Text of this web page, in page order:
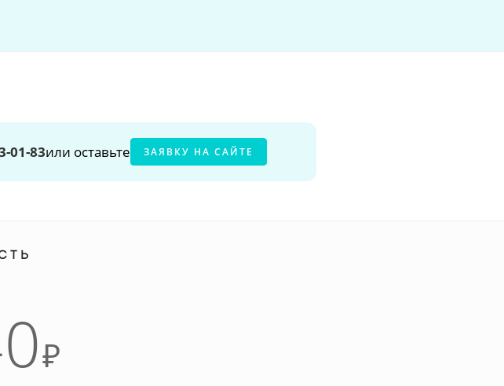
01-83или оставьте ЗАЯВКУ НА САЙТЕ
₽